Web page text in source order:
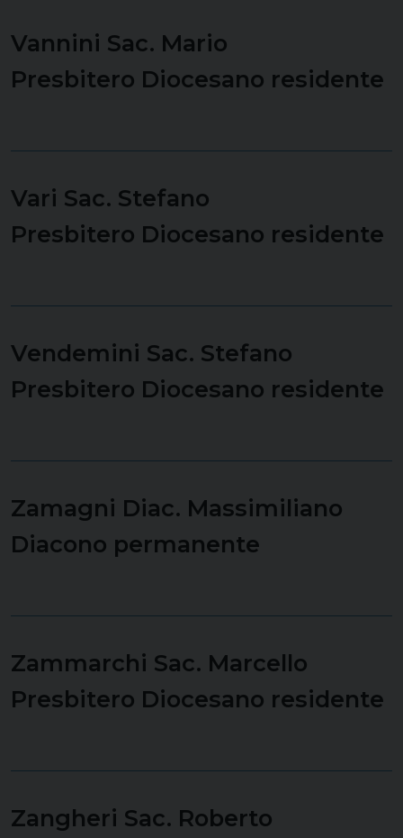
Vannini Sac. Mario
Presbitero Diocesano residente
Vari Sac. Stefano
Presbitero Diocesano residente
Vendemini Sac. Stefano
Presbitero Diocesano residente
Zamagni Diac. Massimiliano
Diacono permanente
Zammarchi Sac. Marcello
Presbitero Diocesano residente
Zangheri Sac. Roberto